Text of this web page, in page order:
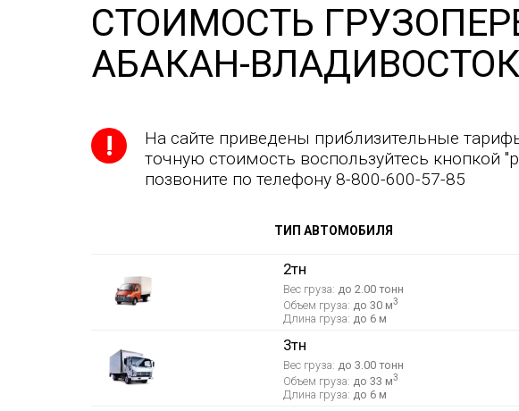
СТОИМОСТЬ
АБАКАН-
На сайте приведены приблизительные
точную стоимость воспользуйтесь кнопкой
позвоните по телефону 8-800-600-57-85
ТИП АВТОМОБИЛЯ
2тн
Вес груза: до 2.00 тонн
Объем груза: до 30 м3
Длина груза: до 6 м
3тн
Вес груза: до 3.00 тонн
Объем груза: до 33 м3
Длина груза: до 6 м